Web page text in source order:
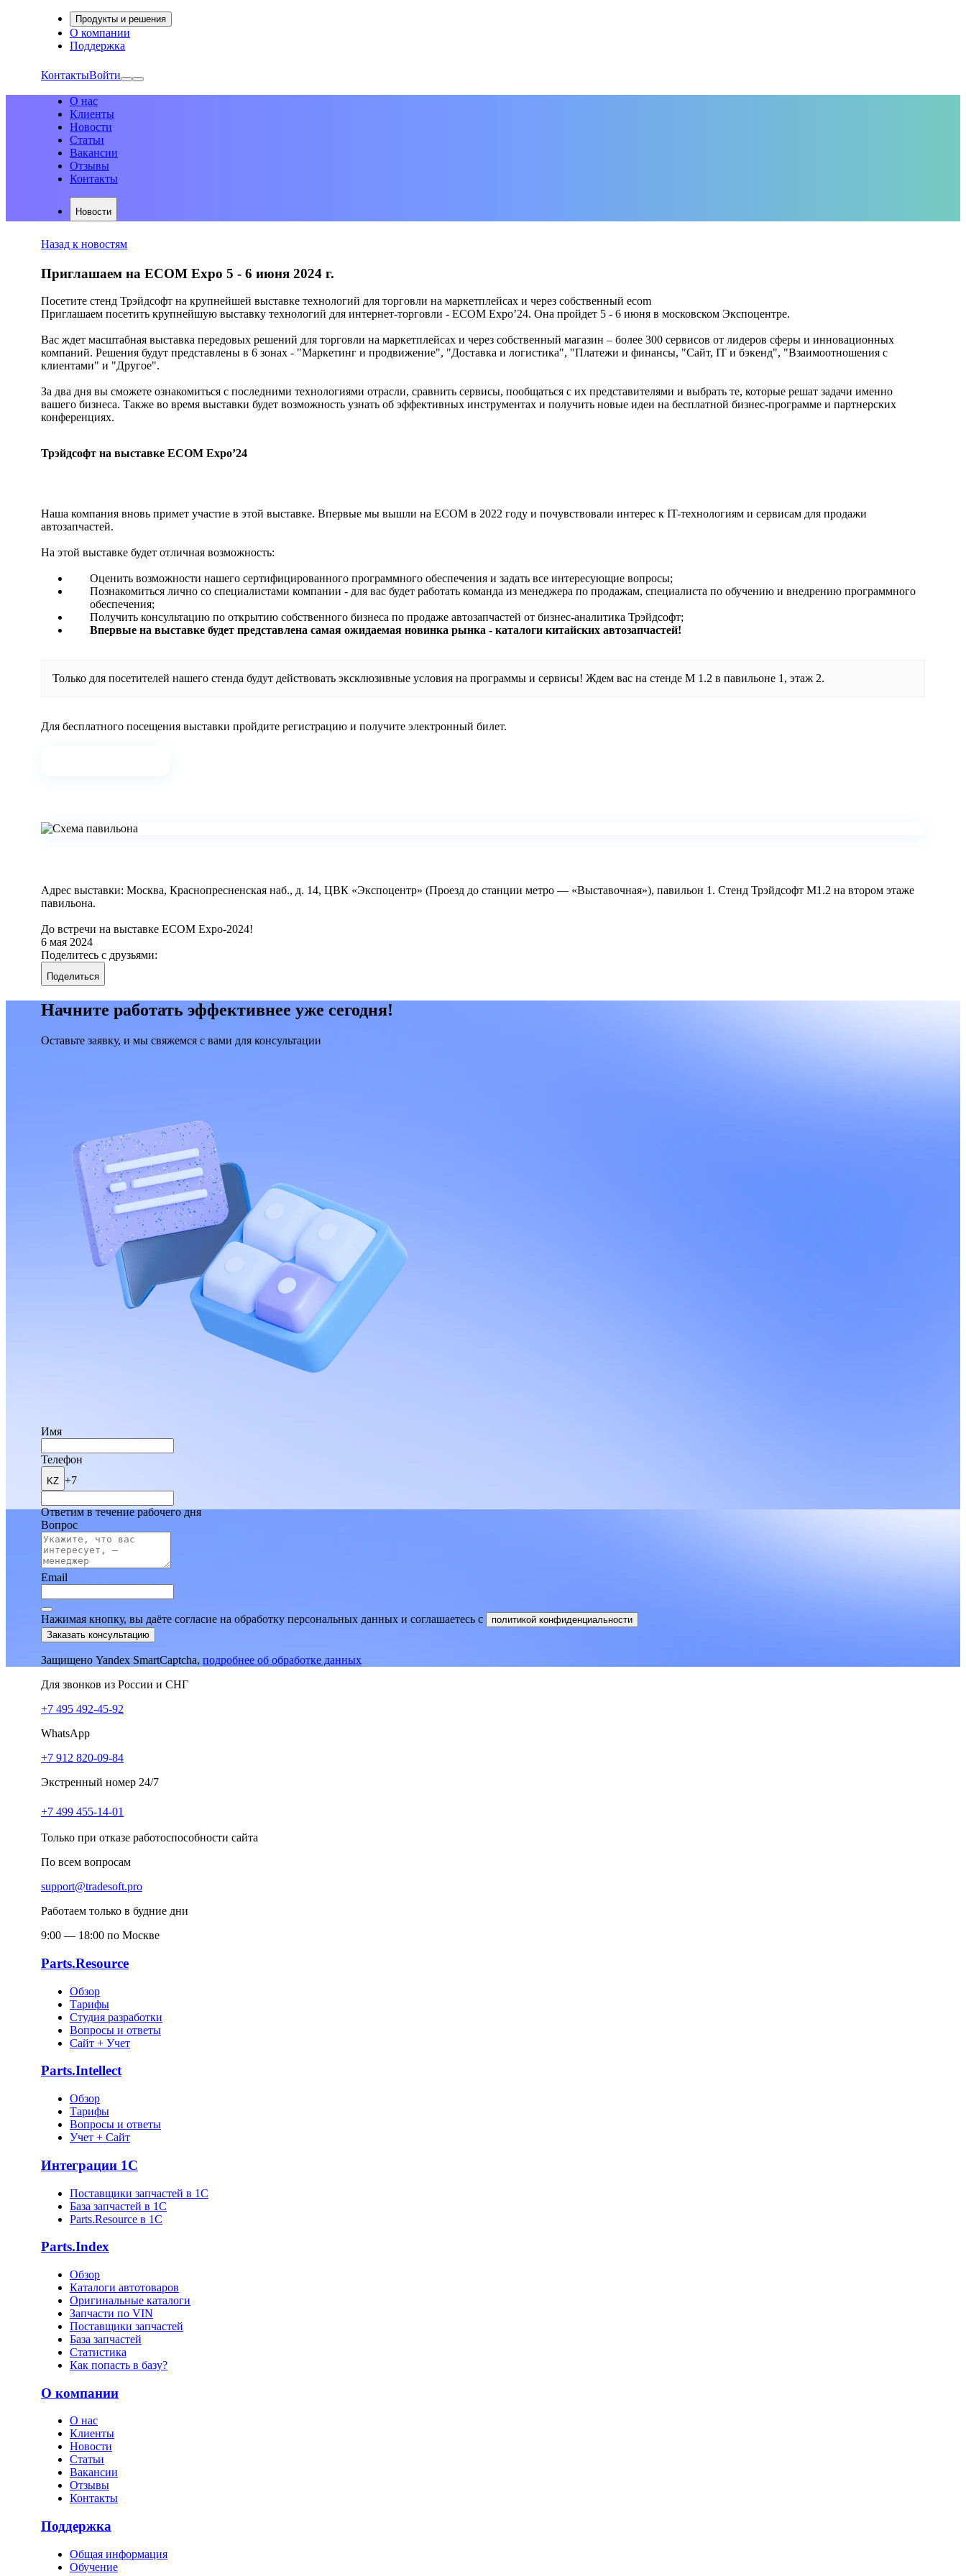
Продукты и решения
О компании
Поддержка
КонтактыВойти
О нас
Клиенты
Новости
Статьи
Вакансии
Отзывы
Контакты
Новости
Назад к новостям
Приглашаем на ЕСОМ Expo 5 - 6 июня 2024 г.
Посетите стенд Трэйдсофт на крупнейшей выставке технологий для торговли на маркетплейсах и через собственный ecom
Приглашаем посетить крупнейшую выставку технологий для интернет-торговли - ECOM Expo’24. Она пройдет 5 - 6 июня в московском Экспоцентре.
Вас ждет масштабная выставка передовых решений для торговли на маркетплейсах и через собственный магазин – более 300 сервисов от лидеров сферы и инновационных
компаний. Решения будут представлены в 6 зонах - "Маркетинг и продвижение", "Доставка и логистика", "Платежи и финансы, "Сайт, IT и бэкенд", "Взаимоотношения с
клиентами" и "Другое".
За два дня вы сможете ознакомиться с последними технологиями отрасли, сравнить сервисы, пообщаться с их представителями и выбрать те, которые решат задачи именно
вашего бизнеса. Также во время выставки будет возможность узнать об эффективных инструментах и получить новые идеи на бесплатной бизнес-программе и партнерских
конференциях.
Трэйдсофт на выставке ЕСОМ Expo’24
Наша компания вновь примет участие в этой выставке. Впервые мы вышли на ЕСОМ в 2022 году и почувствовали интерес к IT-технологиям и сервисам для продажи
автозапчастей.
На этой выставке будет отличная возможность:
Оценить возможности нашего сертифицированного программного обеспечения и задать все интересующие вопросы;
Познакомиться лично со специалистами компании - для вас будет работать команда из менеджера по продажам, специалиста по обучению и внедрению программного
обеспечения;
Получить консультацию по открытию собственного бизнеса по продаже автозапчастей от бизнес-аналитика Трэйдсофт;
Впервые на выставке будет представлена самая ожидаемая новинка рынка - каталоги китайских автозапчастей!
Только для посетителей нашего стенда будут действовать эксклюзивные условия на программы и сервисы! Ждем вас на стенде М 1.2 в павильоне 1, этаж 2.
Для бесплатного посещения выставки пройдите регистрацию и получите электронный билет.
Адрес выставки: Москва, Краснопресненская наб., д. 14, ЦВК «Экспоцентр» (Проезд до станции метро — «Выставочная»), павильон 1. Стенд Трэйдсофт М1.2 на втором этаже
павильона.
До встречи на выставке ЕСОМ Expo-2024!
6 мая 2024
Поделитесь с друзьями:
Поделиться
Начните работать эффективнее уже сегодня!
Оставьте заявку, и мы свяжемся с вами для консультации
Имя
Телефон
KZ +7
Ответим в течение рабочего дня
Вопрос
Email
Нажимая кнопку, вы даёте согласие на обработку персональных данных и соглашаетесь c
политикой конфиденциальности
Заказать консультацию
Защищено Yandex SmartCaptcha, подробнее об обработке данных
Для звонков из России и СНГ
+7 495 492-45-92
WhatsApp
+7 912 820-09-84
Экстренный номер 24/7
+7 499 455-14-01
Только при отказе работоспособности сайта
По всем вопросам
support@tradesoft.pro
Работаем только в будние дни
9:00 — 18:00 по Москве
Parts.Resource
Обзор
Тарифы
Студия разработки
Вопросы и ответы
Сайт + Учет
Parts.Intellect
Обзор
Тарифы
Вопросы и ответы
Учет + Сайт
Интеграции 1С
Поставщики запчастей в 1C
База запчастей в 1С
Parts.Resource в 1C
Parts.Index
Обзор
Каталоги автотоваров
Оригинальные каталоги
Запчасти по VIN
Поставщики запчастей
База запчастей
Статистика
Как попасть в базу?
О компании
О нас
Клиенты
Новости
Статьи
Вакансии
Отзывы
Контакты
Поддержка
Общая информация
Обучение